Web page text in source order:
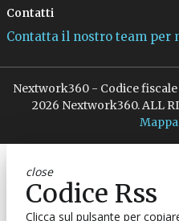
Contatti
Contatta il nostro team
Nextwork360 - Codice
2026 Nextwork360. ALL
close
Codice Rss
Clicca sul pulsante per